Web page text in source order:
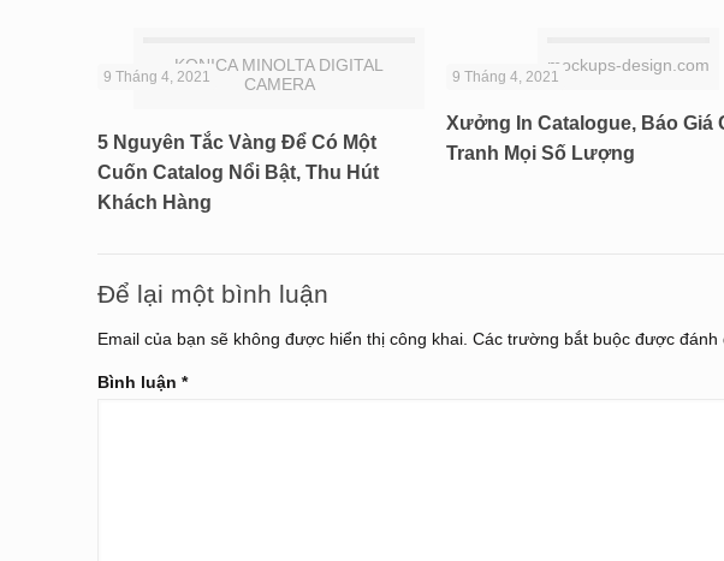
KONICA MINOLTA DIGITAL
CAMERA
9 Tháng 4, 2021
5 Nguyên Tắc Vàng Để Có Một
Cuốn Catalog Nổi Bật, Thu Hút
Khách Hàng
mockups-design.com
9 Tháng 4, 2021
Xưởng In Catalogue, Báo Giá
Tranh Mọi Số Lượng
Để lại một bình luận
Email của bạn sẽ không được hiển thị công khai. Các trường bắt buộc được đánh
Bình luận *